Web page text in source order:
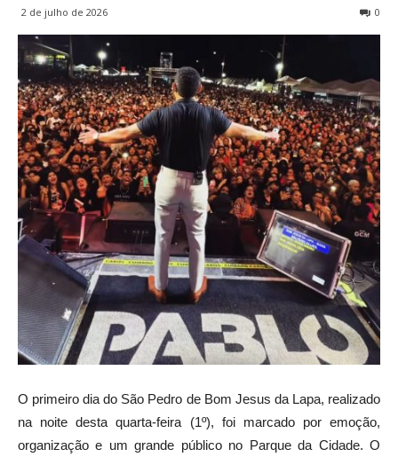
2 de julho de 2026 0
O primeiro dia do São Pedro de Bom Jesus da Lapa, realizado
na noite desta quarta-feira (1º), foi marcado por emoção,
organização e um grande público no Parque da Cidade. O